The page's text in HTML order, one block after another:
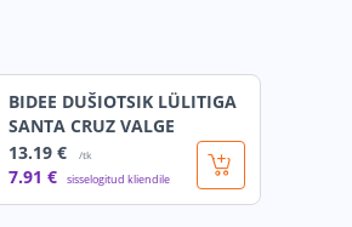
BIDEE DUŠIOTSIK LÜLITIGA
SANTA CRUZ VALGE
13.19 € /tk
7.91 € sisselogitud kliendile